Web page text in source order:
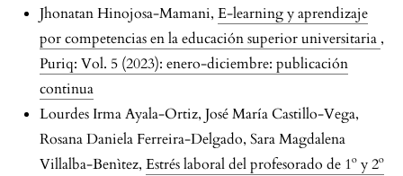
Jhonatan Hinojosa-Mamani, E-learning y aprendizaje
por competencias en la educación superior universitaria ,
Puriq: Vol. 5 (2023): enero-diciembre: publicación
continua
Lourdes Irma Ayala-Ortiz, José María Castillo-Vega,
Rosana Daniela Ferreira-Delgado, Sara Magdalena
Villalba-Benìtez, Estrés laboral del profesorado de 1º y 2º